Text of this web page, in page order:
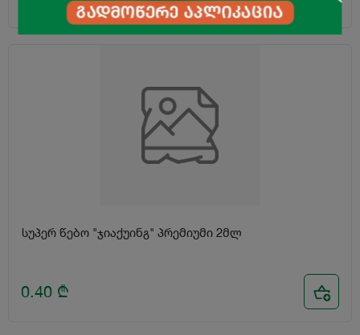
სუპერ წებო "ჯიაქუინგ" პრემიუმი 2მლ
0.40 ₾